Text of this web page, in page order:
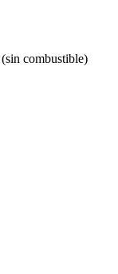
combustible)